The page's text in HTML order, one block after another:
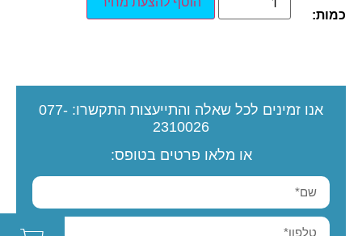
כמות:
אנו זמינים לכל שאלה והתייעצות התקשרו: 077-
2310026
או מלאו פרטים בטופס: